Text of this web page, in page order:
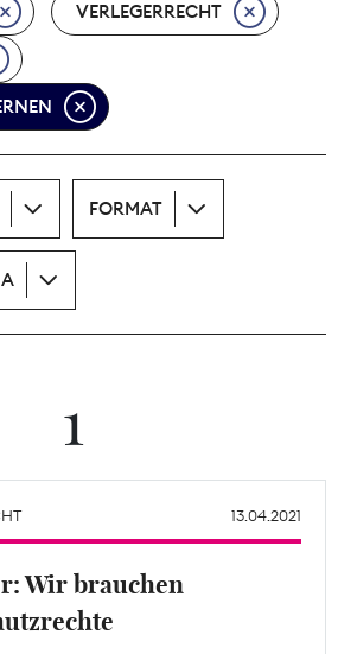
Nova Award
Pressefreiheit
Print
Recht
Tarifpolitik
Wolff-Preis
VERLEGERRECHT
FORMAT
1
13.04.2021
Wir brauchen